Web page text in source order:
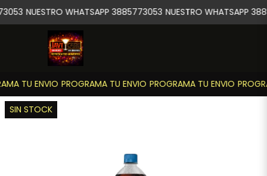
TU ENVIO PROGRAMA TU ENVIO PROGRAMA TU ENVIO
NUESTRO WHATSAPP 3885773053 NUESTRO WHATSAPP
SIN STOCK